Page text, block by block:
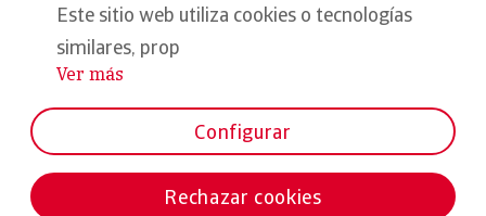
Política de cookies
Declaración de privacidad
Formamos parte de:
Este sitio web utiliza cookies o tecnologías
similares, prop
...
Ver más
Configurar
Rechazar cookies